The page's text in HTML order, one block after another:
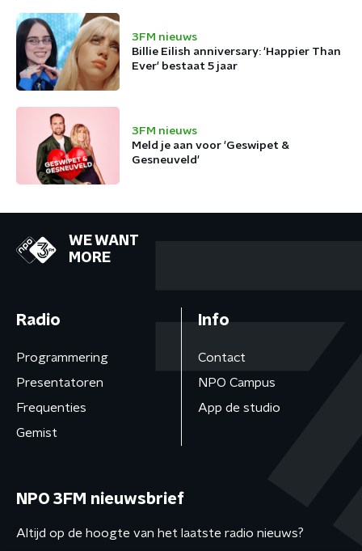
3FM nieuws
Billie Eilish anniversary: 'Happier Than
Ever' bestaat 5 jaar
3FM nieuws
Meld je aan voor 'Geswipet &
Gesneuveld'
WE WANT
MORE
Radio
Programmering
Presentatoren
Frequenties
Gemist
Info
Contact
NPO Campus
App de studio
NPO 3FM nieuwsbrief
Altijd op de hoogte van het laatste radio nieuws?